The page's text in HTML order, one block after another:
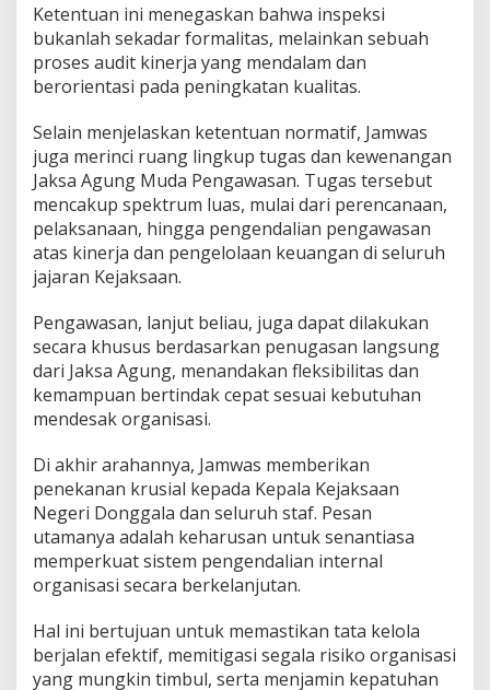
Ketentuan ini menegaskan bahwa inspeksi
bukanlah sekadar formalitas, melainkan sebuah
proses audit kinerja yang mendalam dan
berorientasi pada peningkatan kualitas.
Selain menjelaskan ketentuan normatif, Jamwas
juga merinci ruang lingkup tugas dan kewenangan
Jaksa Agung Muda Pengawasan. Tugas tersebut
mencakup spektrum luas, mulai dari perencanaan,
pelaksanaan, hingga pengendalian pengawasan
atas kinerja dan pengelolaan keuangan di seluruh
jajaran Kejaksaan.
Pengawasan, lanjut beliau, juga dapat dilakukan
secara khusus berdasarkan penugasan langsung
dari Jaksa Agung, menandakan fleksibilitas dan
kemampuan bertindak cepat sesuai kebutuhan
mendesak organisasi.
Di akhir arahannya, Jamwas memberikan
penekanan krusial kepada Kepala Kejaksaan
Negeri Donggala dan seluruh staf. Pesan
utamanya adalah keharusan untuk senantiasa
memperkuat sistem pengendalian internal
organisasi secara berkelanjutan.
Hal ini bertujuan untuk memastikan tata kelola
berjalan efektif, memitigasi segala risiko organisasi
yang mungkin timbul, serta menjamin kepatuhan